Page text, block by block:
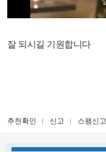
잘 되시길 기원합니다
추천확인 신고 스팸신고